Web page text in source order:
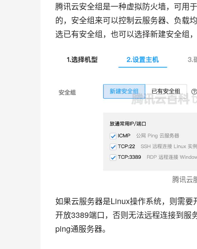
腾讯云安全组是一种虚拟防火墙，可用
的，安全组来可以控制云服务器、负载
选已有安全组，也可以选择新建安全组，
腾讯云
如果云服务器是Linux操作系统，则需
开放3389端口，否则无法远程连接到服
ping通服务器。